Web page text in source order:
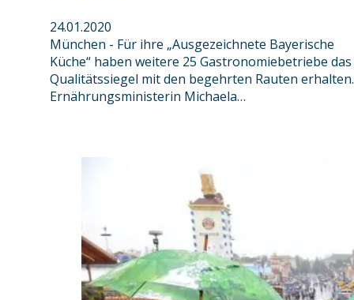
24.01.2020
München - Für ihre „Ausgezeichnete Bayerische
Küche“ haben weitere 25 Gastronomiebetriebe das
Qualitätssiegel mit den begehrten Rauten erhalten.
Ernährungsministerin Michaela…